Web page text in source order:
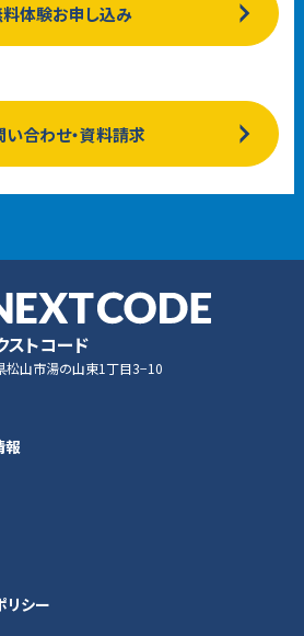
体験お申し込み
い合わせ・資料請求
トコード
松山市湯の山東1丁目3−10
報
リシー